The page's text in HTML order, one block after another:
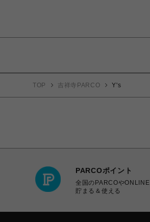
TOP 吉祥寺PARCO Y's
PARCOポイント
全国のPARCOや
貯まる＆使える